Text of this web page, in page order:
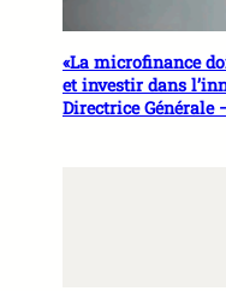
«La microfinance
et investir dans
Directrice Générale